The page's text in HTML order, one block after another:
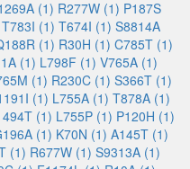
(1) R277W (1) P187S
T783I (1) T674I (1) S8814A
(1) R30H (1) C785T (1)
(1) L798F (1) V765A (1)
(1) R230C (1) S366T (1)
(1) L755A (1) T878A (1)
(1) L755P (1) P120H (1)
(1) K70N (1) A145T (1)
(1) R677W (1) S9313A (1)